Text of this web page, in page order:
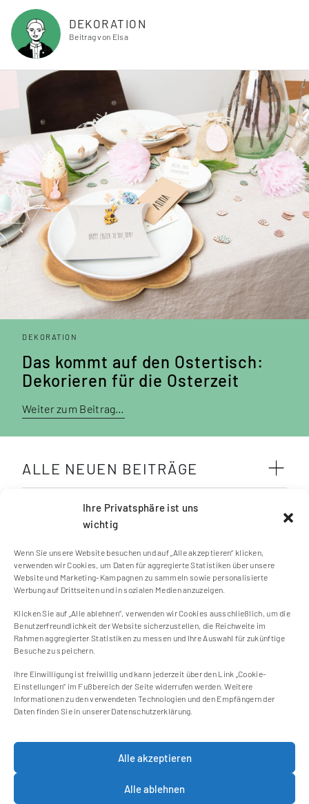
Ihre Privatsphäre ist uns
wichtig
Wenn Sie unsere Website besuchen und auf „Alle akzeptieren“ klicken,
verwenden wir Cookies, um Daten für aggregierte Statistiken über unsere
Website und Marketing-Kampagnen zu sammeln sowie personalisierte
Werbung auf Drittseiten und in sozialen Medien anzuzeigen.
Klicken Sie auf „Alle ablehnen“, verwenden wir Cookies ausschließlich, um die
Benutzerfreundlichkeit der Website sicherzustellen, die Reichweite im
Rahmen aggregierter Statistiken zu messen und Ihre Auswahl für zukünftige
Besuche zu speichern.
Ihre Einwilligung ist freiwillig und kann jederzeit über den Link „Cookie-
Einstellungen“ im Fußbereich der Seite widerrufen werden. Weitere
Informationen zu den verwendeten Technologien und den Empfängern der
Daten finden Sie in unserer Datenschutzerklärung.
Alle akzeptieren
Alle ablehnen
DEKORATION
Beitrag von Elsa
DEKORATION
Das kommt auf den Ostertisch:
Deko­rieren für die Oster­zeit
Weiter zum Beitrag…
ALLE NEUEN BEITRÄGE
SCHLAGWÖRTER
Kontakt
Impressum
Cookie Einstellungen
Datenschutzerklärung
Cookie-Richtlinie (EU)
Newsletter
Jetzt zum Newsletter anmelden und keine